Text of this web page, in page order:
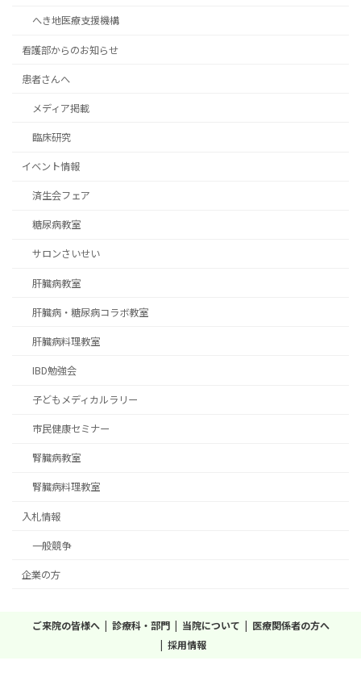
へき地医療支援機構
看護部からのお知らせ
患者さんへ
メディア掲載
臨床研究
イベント情報
済生会フェア
糖尿病教室
サロンさいせい
肝臓病教室
肝臓病・糖尿病コラボ教室
肝臓病料理教室
IBD勉強会
子どもメディカルラリー
市民健康セミナー
腎臓病教室
腎臓病料理教室
入札情報
一般競争
企業の方
ご来院の皆様へ 診療科・部門 当院について
医療関係者の方へ
採用情報